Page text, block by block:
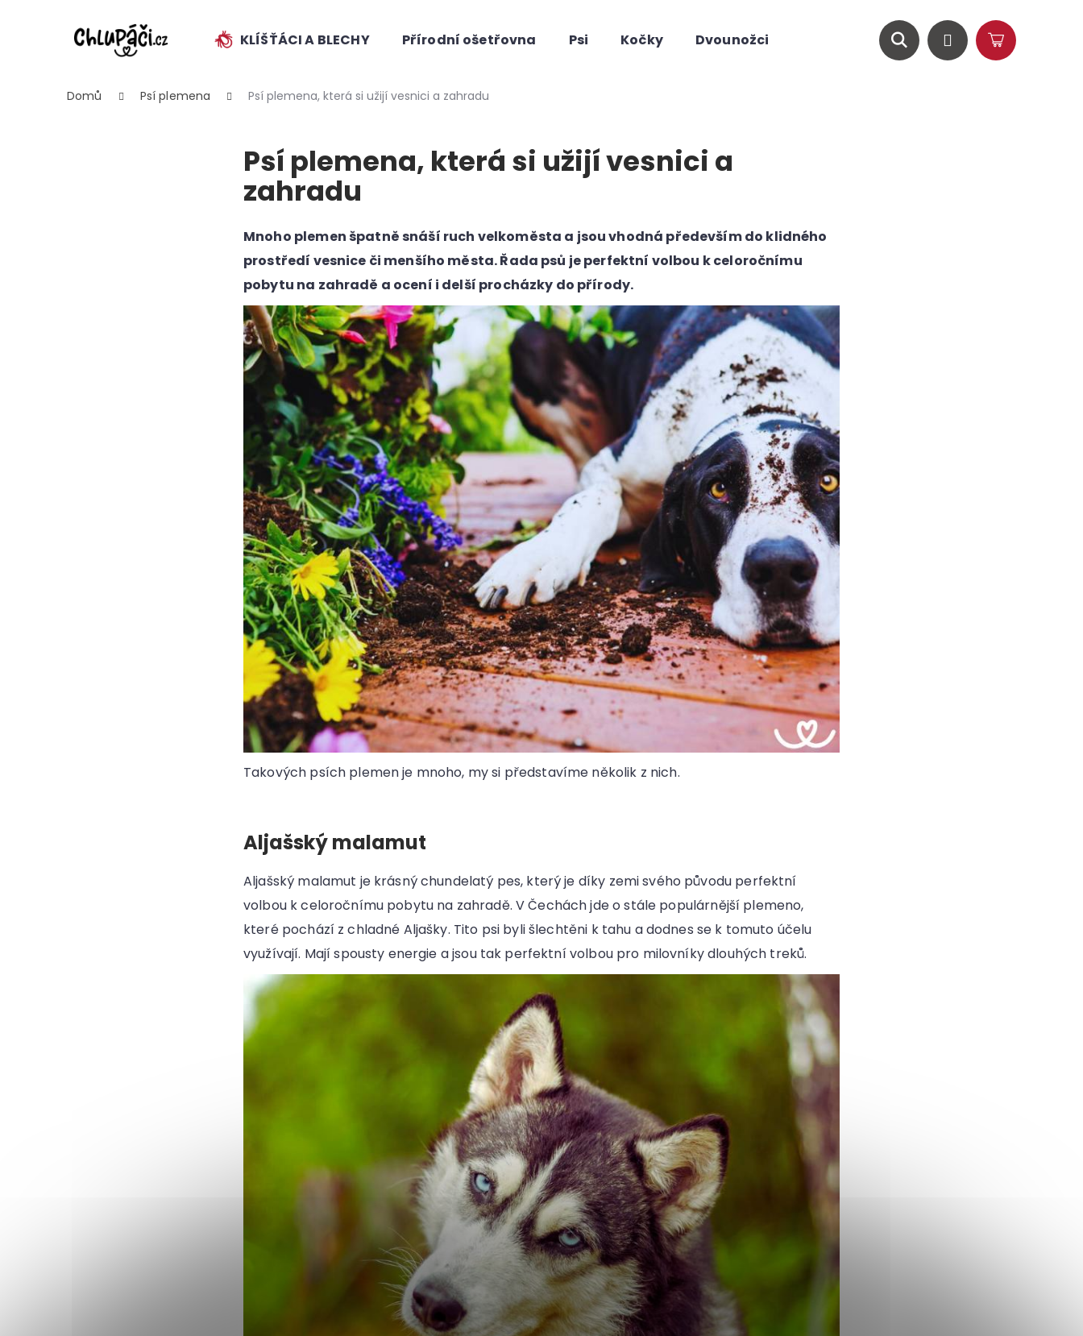
KLÍŠŤÁCI A BLECHY Přírodní ošetřovna Psi Kočky Dvounožci Magazín
HledatPřihlášeníNákupní
Domů Psí plemena Psí plemena, která si užijí vesnici a zahradu
Psí plemena, která si užijí vesnici a
zahradu
Mnoho plemen špatně snáší ruch velkoměsta a jsou vhodná především do klidného
prostředí vesnice či menšího města. Řada psů je perfektní volbou k celoročnímu
pobytu na zahradě a ocení i delší procházky do přírody.
Takových psích plemen je mnoho, my si představíme několik z nich.
Aljašský malamut
Aljašský malamut je krásný chundelatý pes, který je díky zemi svého původu perfektní
volbou k celoročnímu pobytu na zahradě. V Čechách jde o stále populárnější plemeno,
které pochází z chladné Aljašky. Tito psi byli šlechtěni k tahu a dodnes se k tomuto účelu
využívají. Mají spousty energie a jsou tak perfektní volbou pro milovníky dlouhých treků.
ZPĚT
OBCHODU
ZPĚT
OBCHODU
Co potřebujete najít?
Doporučujeme